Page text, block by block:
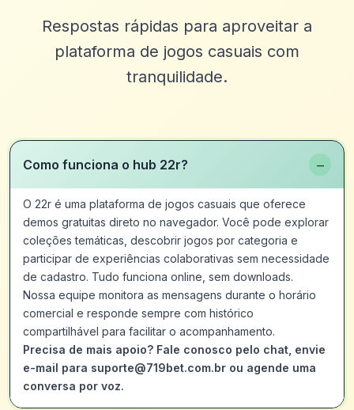
Respostas rápidas para aproveitar a
plataforma de jogos casuais com
tranquilidade.
Como funciona o hub 22r? −
O 22r é uma plataforma de jogos casuais que oferece
demos gratuitas direto no navegador. Você pode explorar
coleções temáticas, descobrir jogos por categoria e
participar de experiências colaborativas sem necessidade
de cadastro. Tudo funciona online, sem downloads.
Nossa equipe monitora as mensagens durante o horário
comercial e responde sempre com histórico
compartilhável para facilitar o acompanhamento.
Precisa de mais apoio? Fale conosco pelo chat, envie
e-mail para suporte@719bet.com.br ou agende uma
conversa por voz.